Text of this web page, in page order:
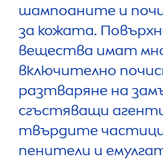
шампоаните и
за кожата.
вещества имат
включително
разтваряне на
сгъстяващи
твърдите
пенители и